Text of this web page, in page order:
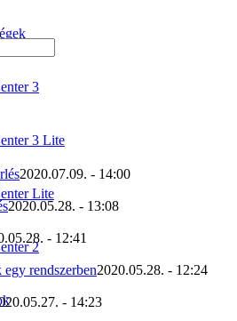
3
3 Lite
Lite
2
2020.07.09. - 14:00
2020.05.28. - 13:08
- 12:41
rendszerben2020.05.28. - 12:24
- 14:23